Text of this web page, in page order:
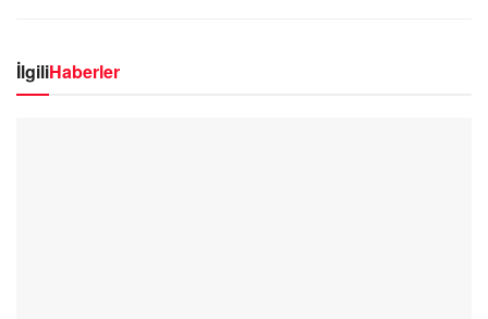
İlgiliHaberler